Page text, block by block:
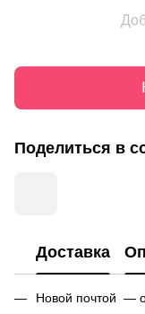
Поделиться в
Доставка
Новой почтой —